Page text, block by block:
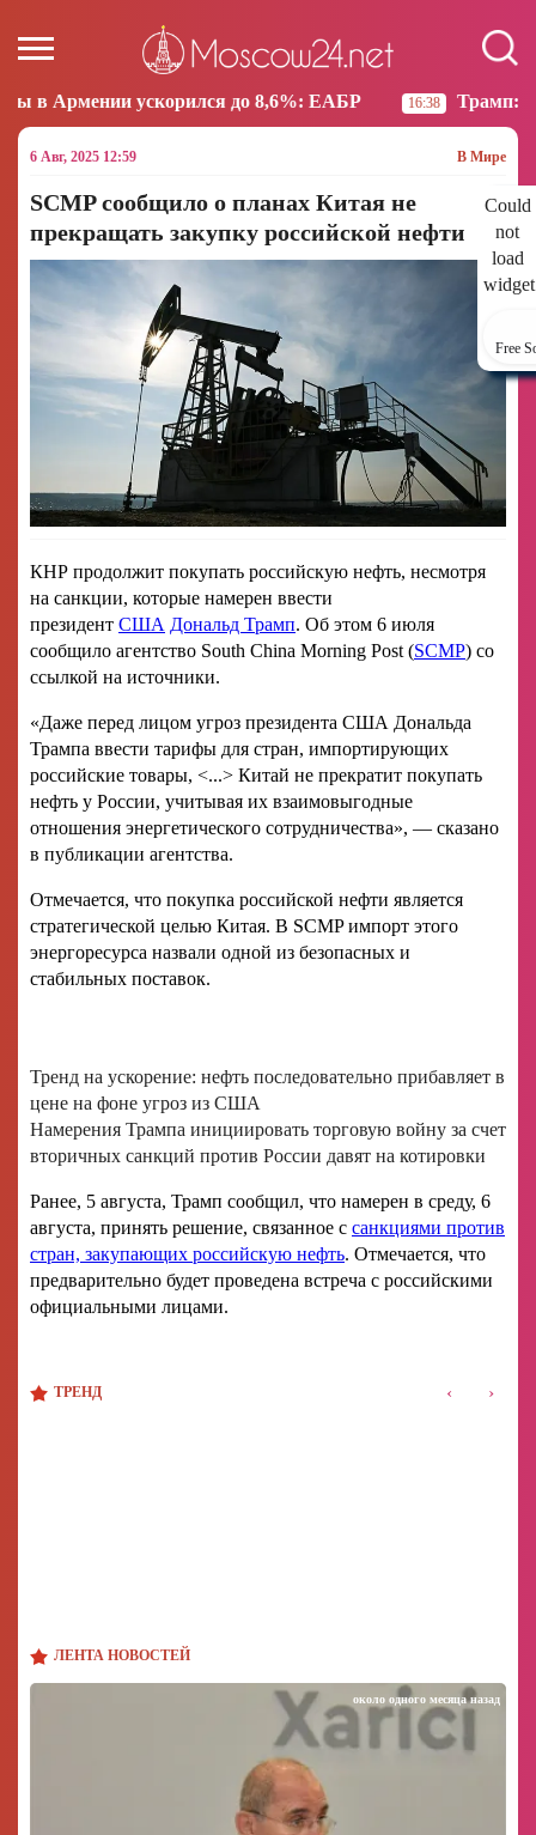
до 8,6%: ЕАБР 16:38 Трамп: США больше не
ЛЕНТА НОВОСТЕЙ
около одного месяца назад
6 Авг, 2025 12:59 В Мире
Could
not
load
Free
SCMP сообщило о планах Китая не
прекращать закупку российской нефти
КНР продолжит покупать российскую нефть, несмотря
на санкции, которые намерен ввести
президент США Дональд Трамп. Об этом 6 июля
сообщило агентство South China Morning Post (SCMP) со
ссылкой на источники.
«Даже перед лицом угроз президента США Дональда
Трампа ввести тарифы для стран, импортирующих
российские товары, <...> Китай не прекратит покупать
нефть у России, учитывая их взаимовыгодные
отношения энергетического сотрудничества», — сказано
в публикации агентства.
Отмечается, что покупка российской нефти является
стратегической целью Китая. В SCMP импорт этого
энергоресурса назвали одной из безопасных и
стабильных поставок.
Тренд на ускорение: нефть последовательно прибавляет в
цене на фоне угроз из США
Намерения Трампа инициировать торговую войну за счет
вторичных санкций против России давят на котировки
Ранее, 5 августа, Трамп сообщил, что намерен в среду, 6
августа, принять решение, связанное с санкциями против
стран, закупающих российскую нефть. Отмечается, что
предварительно будет проведена встреча с российскими
официальными лицами.
ТРЕНД ‹ ›